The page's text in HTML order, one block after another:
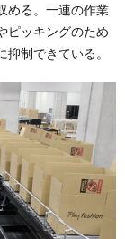
める。一連の作業
ピッキングのため
制できている。